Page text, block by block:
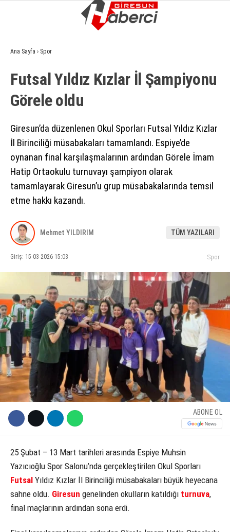
Facebook
Instagram
Youtube
GÜNDEM
EKONOMI
SIYASET
ASAYIŞ
SPOR
YAŞAM
SAĞLIK
Ana Sayfa › Spor
Futsal Yıldız Kızlar İl Şampiyonu
Görele oldu
Giresun’da düzenlenen Okul Sporları Futsal Yıldız Kızlar
İl Birinciliği müsabakaları tamamlandı. Espiye’de
oynanan final karşılaşmalarının ardından Görele İmam
Hatip Ortaokulu turnuvayı şampiyon olarak
tamamlayarak Giresun’u grup müsabakalarında temsil
etme hakkı kazandı.
Mehmet YILDIRIM TÜM YAZILARI
Giriş: 15-03-2026 15:03 Spor
ABONE OL
25 Şubat – 13 Mart tarihleri arasında Espiye Muhsin
Yazıcıoğlu Spor Salonu’nda gerçekleştirilen Okul Sporları
Futsal Yıldız Kızlar İl Birinciliği müsabakaları büyük heyecana
sahne oldu. Giresun genelinden okulların katıldığı turnuva,
final maçlarının ardından sona erdi.